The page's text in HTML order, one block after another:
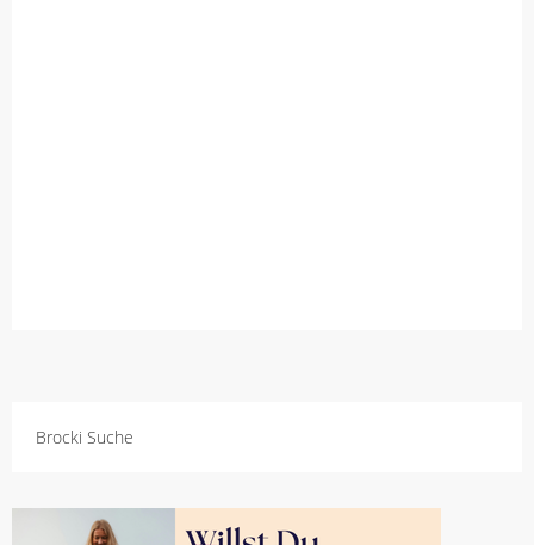
Brocki Suche